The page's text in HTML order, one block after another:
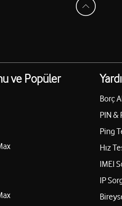
ve Popüler
Borç
PIN &
Ping
Hız
IMEI
IP